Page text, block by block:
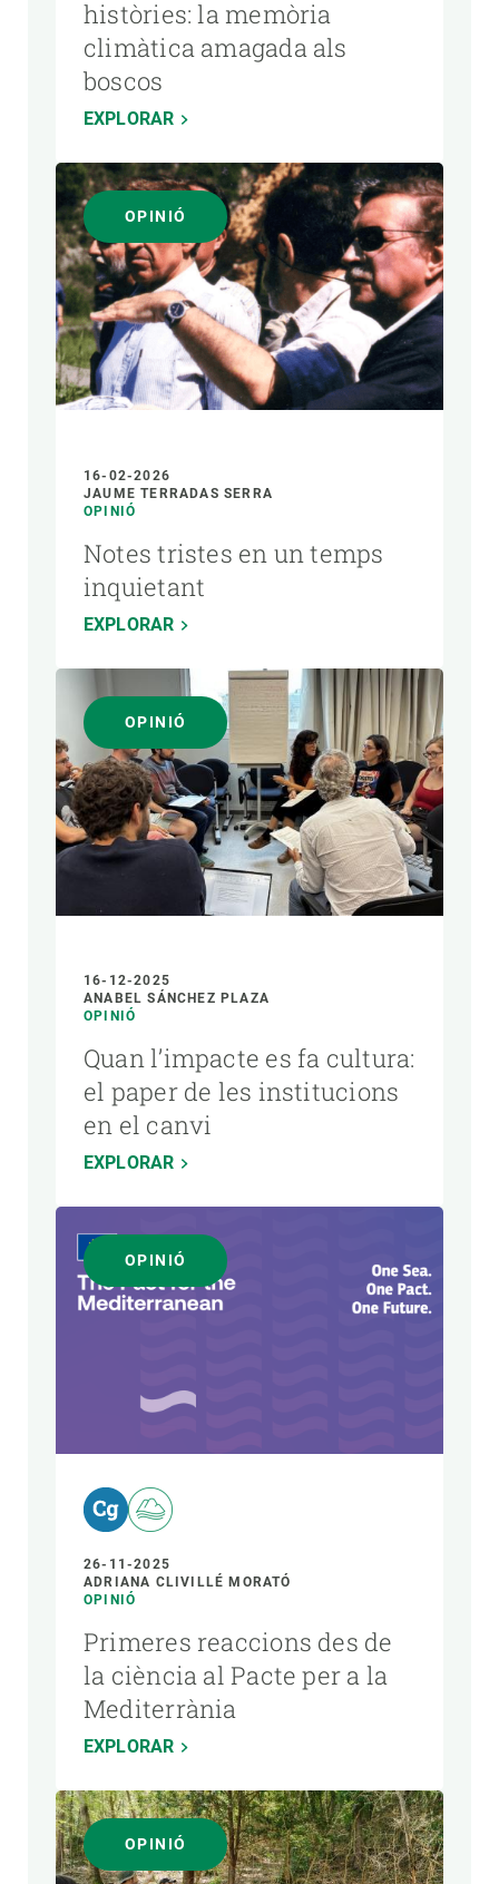
històries: la memòria
climàtica amagada als
boscos
EXPLORAR
OPINIÓ
16-02-2026
JAUME TERRADAS SERRA
OPINIÓ
Notes tristes en un temps
inquietant
EXPLORAR
OPINIÓ
16-12-2025
ANABEL SÁNCHEZ PLAZA
OPINIÓ
Quan l’impacte es fa cultura:
el paper de les institucions
en el canvi
EXPLORAR
OPINIÓ
26-11-2025
ADRIANA CLIVILLÉ MORATÓ
OPINIÓ
Primeres reaccions des de
la ciència al Pacte per a la
Mediterrània
EXPLORAR
OPINIÓ